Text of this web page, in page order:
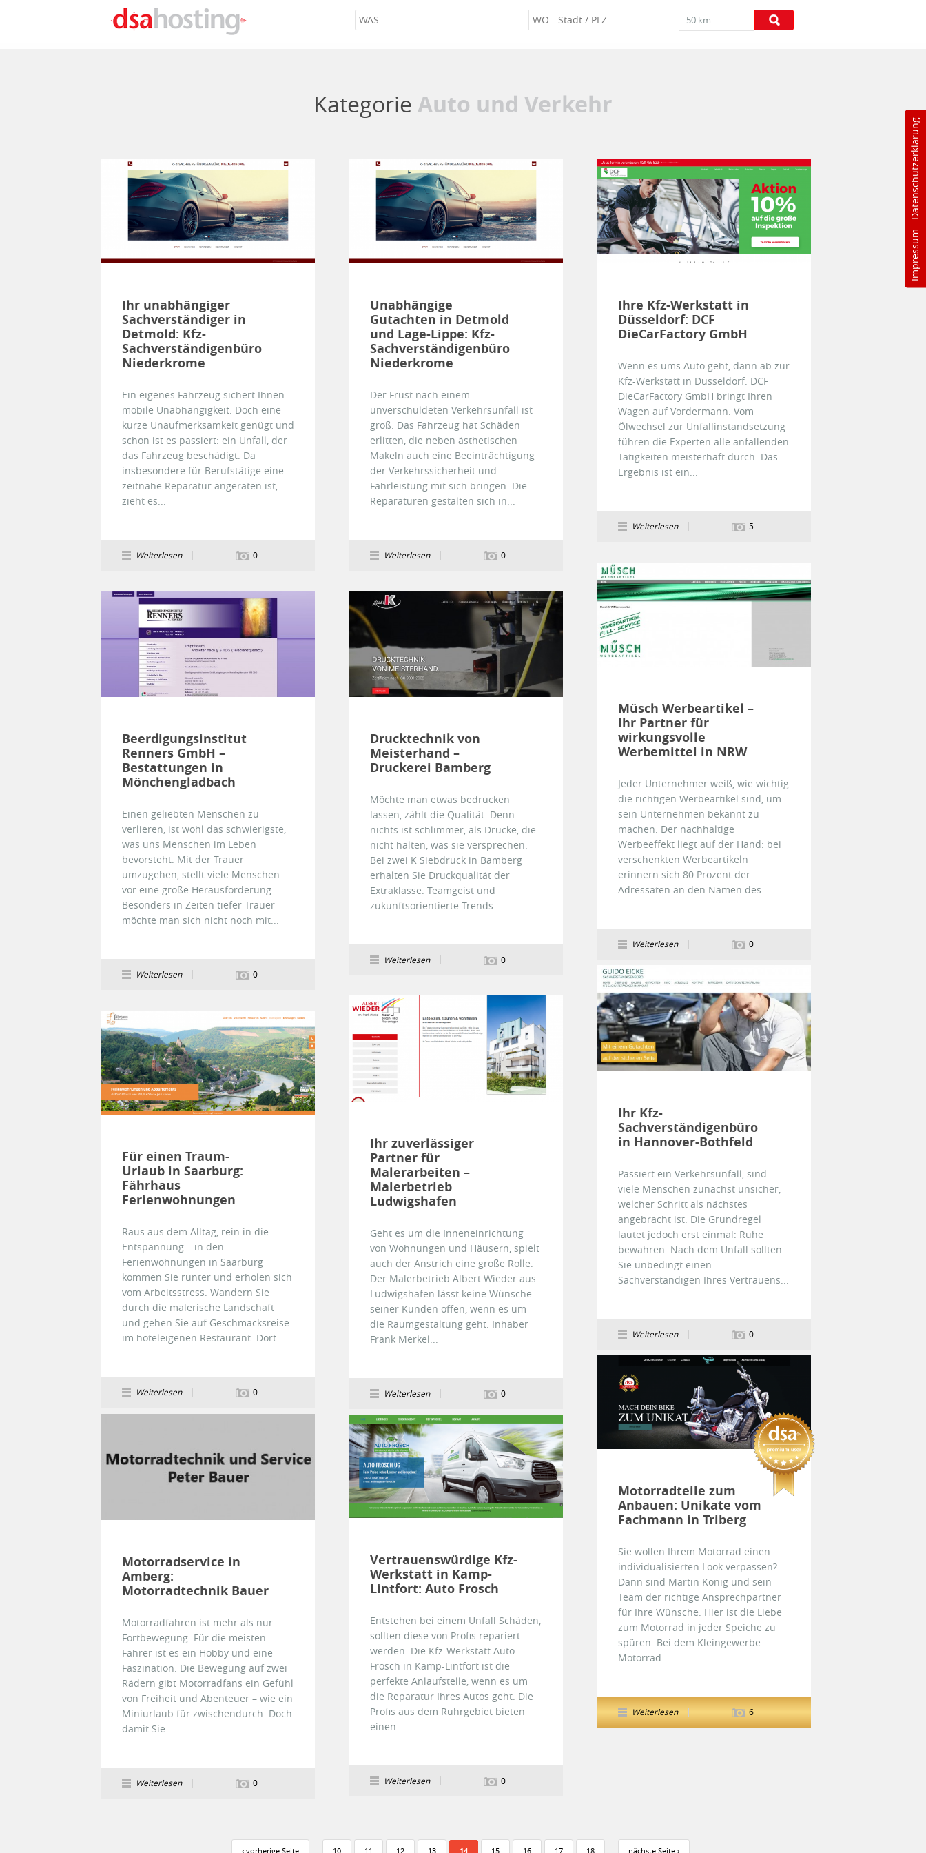
50 km
Impressum
-
Datenschutzerklärung
Kategorie Auto und Verkehr
Ihr unabhängiger
Sachverständiger in
Detmold: Kfz-
Sachverständigenbüro
Niederkrome
Ein eigenes Fahrzeug sichert Ihnen
mobile Unabhängigkeit. Doch eine
kurze Unaufmerksamkeit genügt und
schon ist es passiert: ein Unfall, der
das Fahrzeug beschädigt. Da
insbesondere für Berufstätige eine
zeitnahe Reparatur angeraten ist,
zieht es...
Weiterlesen 0
Unabhängige
Gutachten in Detmold
und Lage-Lippe: Kfz-
Sachverständigenbüro
Niederkrome
Der Frust nach einem
unverschuldeten Verkehrsunfall ist
groß. Das Fahrzeug hat Schäden
erlitten, die neben ästhetischen
Makeln auch eine Beeinträchtigung
der Verkehrssicherheit und
Fahrleistung mit sich bringen. Die
Reparaturen gestalten sich in...
Weiterlesen 0
Ihre Kfz-Werkstatt in
Düsseldorf: DCF
DieCarFactory GmbH
Wenn es ums Auto geht, dann ab zur
Kfz-Werkstatt in Düsseldorf. DCF
DieCarFactory GmbH bringt Ihren
Wagen auf Vordermann. Vom
Ölwechsel zur Unfallinstandsetzung
führen die Experten alle anfallenden
Tätigkeiten meisterhaft durch. Das
Ergebnis ist ein...
Weiterlesen 5
Müsch Werbeartikel –
Ihr Partner für
wirkungsvolle
Werbemittel in NRW
Jeder Unternehmer weiß, wie wichtig
die richtigen Werbeartikel sind, um
sein Unternehmen bekannt zu
machen. Der nachhaltige
Werbeeffekt liegt auf der Hand: bei
verschenkten Werbeartikeln
erinnern sich 80 Prozent der
Adressaten an den Namen des...
Weiterlesen 0
Beerdigungsinstitut
Renners GmbH –
Bestattungen in
Mönchengladbach
Einen geliebten Menschen zu
verlieren, ist wohl das schwierigste,
was uns Menschen im Leben
bevorsteht. Mit der Trauer
umzugehen, stellt viele Menschen
vor eine große Herausforderung.
Besonders in Zeiten tiefer Trauer
möchte man sich nicht noch mit...
Weiterlesen 0
Drucktechnik von
Meisterhand –
Druckerei Bamberg
Möchte man etwas bedrucken
lassen, zählt die Qualität. Denn
nichts ist schlimmer, als Drucke, die
nicht halten, was sie versprechen.
Bei zwei K Siebdruck in Bamberg
erhalten Sie Druckqualität der
Extraklasse. Teamgeist und
zukunftsorientierte Trends...
Weiterlesen 0
Ihr Kfz-
Sachverständigenbüro
in Hannover-Bothfeld
Passiert ein Verkehrsunfall, sind
viele Menschen zunächst unsicher,
welcher Schritt als nächstes
angebracht ist. Die Grundregel
lautet jedoch erst einmal: Ruhe
bewahren. Nach dem Unfall sollten
Sie unbedingt einen
Sachverständigen Ihres Vertrauens...
Weiterlesen 0
Ihr zuverlässiger
Partner für
Malerarbeiten –
Malerbetrieb
Ludwigshafen
Geht es um die Inneneinrichtung
von Wohnungen und Häusern, spielt
auch der Anstrich eine große Rolle.
Der Malerbetrieb Albert Wieder aus
Ludwigshafen lässt keine Wünsche
seiner Kunden offen, wenn es um
die Raumgestaltung geht. Inhaber
Frank Merkel...
Weiterlesen 0
Für einen Traum-
Urlaub in Saarburg:
Fährhaus
Ferienwohnungen
Raus aus dem Alltag, rein in die
Entspannung – in den
Ferienwohnungen in Saarburg
kommen Sie runter und erholen sich
vom Arbeitsstress. Wandern Sie
durch die malerische Landschaft
und gehen Sie auf Geschmacksreise
im hoteleigenen Restaurant. Dort...
Weiterlesen 0
Motorradteile zum
Anbauen: Unikate vom
Fachmann in Triberg
Sie wollen Ihrem Motorrad einen
individualisierten Look verpassen?
Dann sind Martin König und sein
Team der richtige Ansprechpartner
für Ihre Wünsche. Hier ist die Liebe
zum Motorrad in jeder Speiche zu
spüren. Bei dem Kleingewerbe
Motorrad-...
Weiterlesen 6
Motorradservice in
Amberg:
Motorradtechnik Bauer
Motorradfahren ist mehr als nur
Fortbewegung. Für die meisten
Fahrer ist es ein Hobby und eine
Faszination. Die Bewegung auf zwei
Rädern gibt Motorradfans ein Gefühl
von Freiheit und Abenteuer – wie ein
Miniurlaub für zwischendurch. Doch
damit Sie...
Weiterlesen 0
Vertrauenswürdige Kfz-
Werkstatt in Kamp-
Lintfort: Auto Frosch
Entstehen bei einem Unfall Schäden,
sollten diese von Profis repariert
werden. Die Kfz-Werkstatt Auto
Frosch in Kamp-Lintfort ist die
perfekte Anlaufstelle, wenn es um
die Reparatur Ihres Autos geht. Die
Profis aus dem Ruhrgebiet bieten
einen...
Weiterlesen 0
‹ vorherige Seite 10 11 12 13 14 15 16 17 18 nächste Seite ›